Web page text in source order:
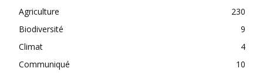
Agriculture
230
Biodiversité
9
Climat
4
Communiqué
10